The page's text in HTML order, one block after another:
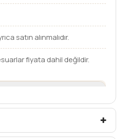
satın alınmalıdır.
fiyata dahil değildir.
Lavabo